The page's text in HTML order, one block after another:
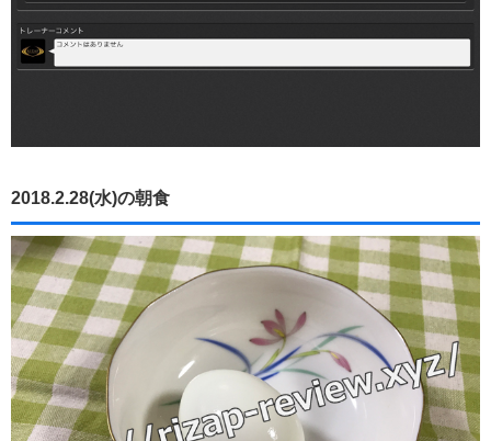
2018.2.28(水)の朝食